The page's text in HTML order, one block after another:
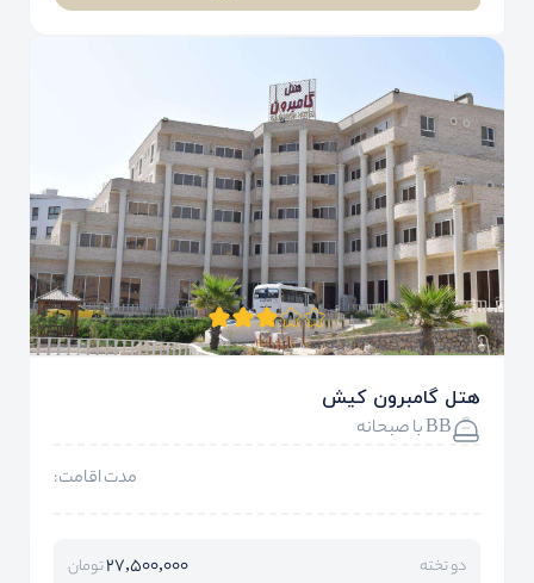
هتل گامبرون کیش
BB با صبحانه
مدت اقامت:
دو تخته 27,500,000تومان